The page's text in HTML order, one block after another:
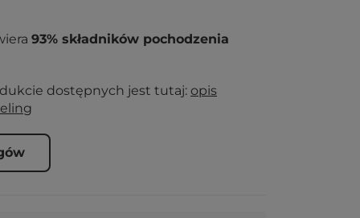
93% składników pochodzenia
dostępnych jest tutaj: opis